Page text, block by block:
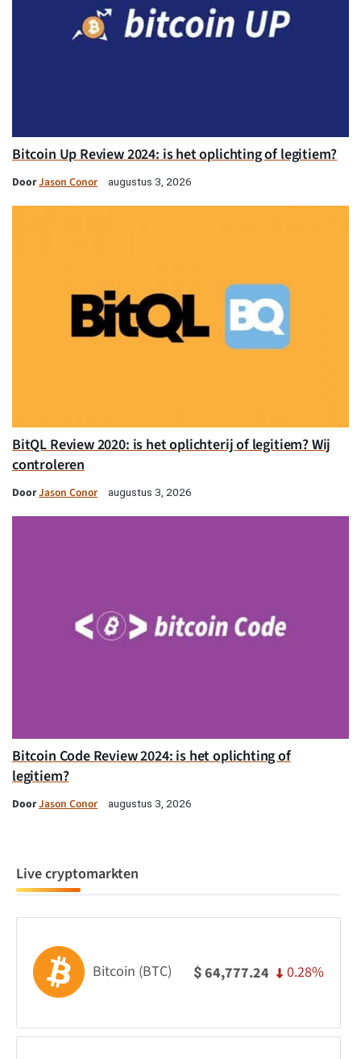
Bitcoin Up Review 2024: is het oplichting of legitiem?
DoorJason Conor augustus 3, 2026
BitQL Review 2020: is het oplichterij of legitiem? Wij
controleren
DoorJason Conor augustus 3, 2026
Bitcoin Code Review 2024: is het oplichting of
legitiem?
DoorJason Conor augustus 3, 2026
Live cryptomarkten
Bitcoin (BTC) $64,777.24 0.28%